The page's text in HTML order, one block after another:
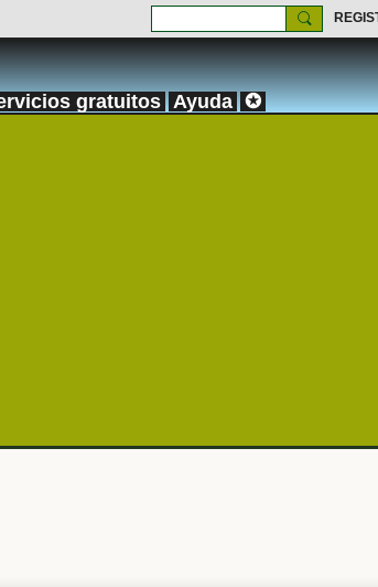
gratuitos Ayuda ✪